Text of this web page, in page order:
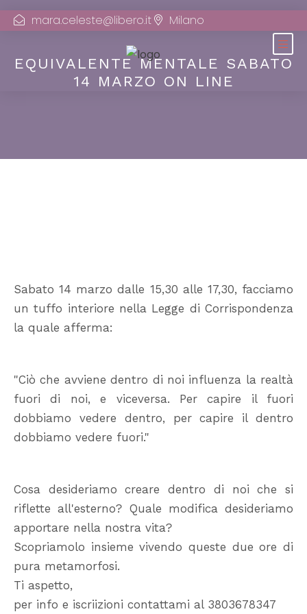
mara.celeste@libero.it Milano
EQUIVALENTE MENTALE SABATO
14 MARZO ON LINE
Sabato 14 marzo dalle 15,30 alle 17,30, facciamo
un tuffo interiore nella Legge di Corrispondenza
la quale afferma:
"Ciò che avviene dentro di noi influenza la realtà
fuori di noi, e viceversa. Per capire il fuori
dobbiamo vedere dentro, per capire il dentro
dobbiamo vedere fuori."
Cosa desideriamo creare dentro di noi che si
riflette all'esterno? Quale modifica desideriamo
apportare nella nostra vita?
Scopriamolo insieme vivendo queste due ore di
pura metamorfosi.
Ti aspetto,
per info e iscriizioni contattami al 3803678347